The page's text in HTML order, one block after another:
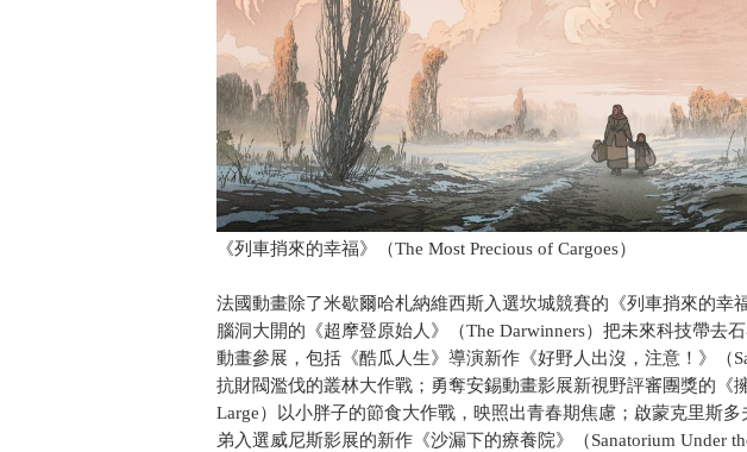
《列車捎來的幸福》（The Most Precious of Cargoes）
法國動畫除了米歇爾哈札納維西斯入選坎城競賽的《列車捎來的幸
腦洞大開的《超摩登原始人》（The Darwinners）把未來科技帶去
動畫參展，包括《酷瓜人生》導演新作《好野人出沒，注意！》（
抗財閥濫伐的叢林大作戰；勇奪安錫動畫影展新視野評審團獎的《
Large）以小胖子的節食大作戰，映照出青春期焦慮；啟蒙克里斯
弟入選威尼斯影展的新作《沙漏下的療養院》（Sanatorium Under